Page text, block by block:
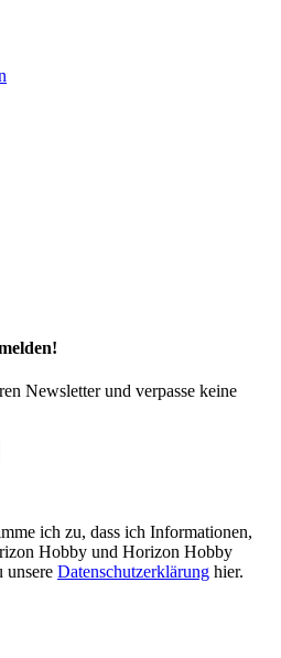
Newsletter und verpasse keine
ich zu, dass ich Informationen,
Hobby und Horizon Hobby
unsere Datenschutzerklärung hier.